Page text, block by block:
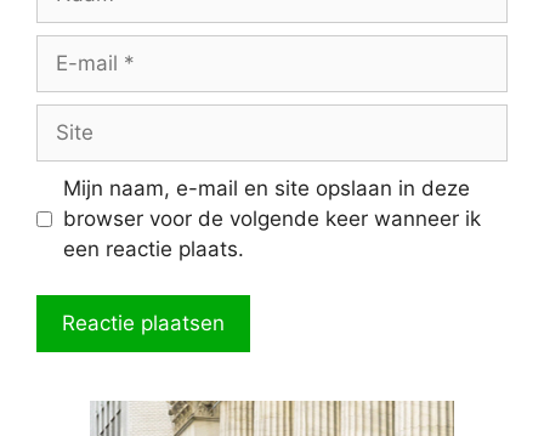
mail
Mijn naam, e-mail en site opslaan in deze
browser voor de volgende keer wanneer ik
een reactie plaats.